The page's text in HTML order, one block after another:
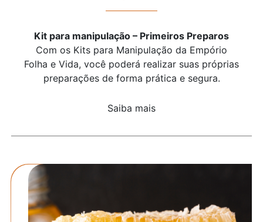
Kit para manipulação – Primeiros Preparos
Com os Kits para Manipulação da Empório
Folha e Vida, você poderá realizar suas próprias
preparações de forma prática e segura.
Saiba mais